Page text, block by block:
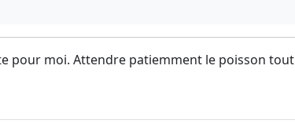
pour moi. Attendre patiemment le poisson